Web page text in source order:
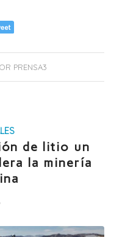
PRENSA3
de litio un
la minería